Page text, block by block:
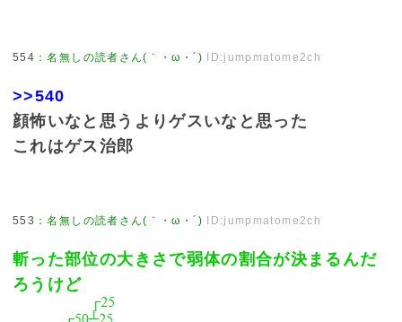
554 ：名無しの読者さん(｀・ω・´) ID:jumpmatome2ch
>>540
顔怖いなと思うよりゲスいなと思った
これはゲス治郎
553 ：名無しの読者さん(｀・ω・´) ID:jumpmatome2ch
斬った部位の大きさで弱体の割合が決まるんだ
ろうけど